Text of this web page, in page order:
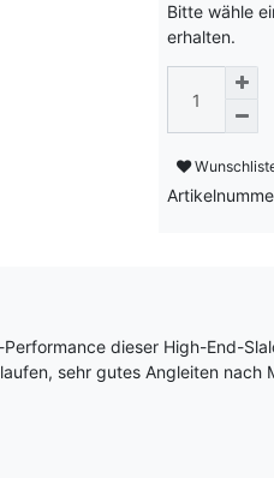
Bitte wähle
erhalten.
dieser High-End-
sehr gutes Angleiten nach